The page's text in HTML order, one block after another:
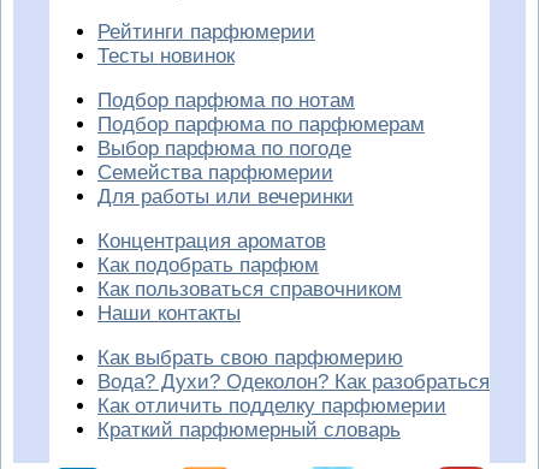
Рейтинги парфюмерии
Тесты новинок
Подбор парфюма по нотам
Подбор парфюма по парфюмерам
Выбор парфюма по погоде
Семейства парфюмерии
Для работы или вечеринки
Концентрация ароматов
Как подобрать парфюм
Как пользоваться справочником
Наши контакты
Как выбрать свою парфюмерию
Вода? Духи? Одеколон? Как разобраться
Как отличить подделку парфюмерии
Краткий парфюмерный словарь